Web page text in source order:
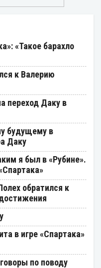
«Такое барахло
к Валерию
переход Даку в
будущему в
Даку
я был в «Рубине».
обратился к
в игре «Спартака»
по поводу